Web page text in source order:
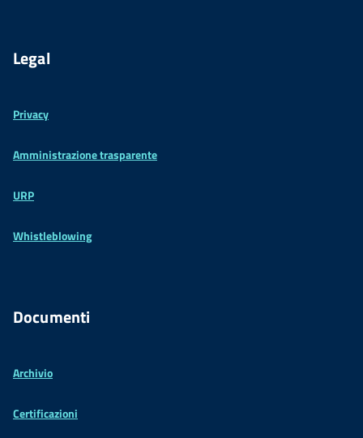
Legal
Privacy
Amministrazione trasparente
URP
Whistleblowing
Documenti
Archivio
Certificazioni